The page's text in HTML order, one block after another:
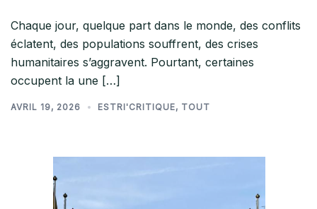
Chaque jour, quelque part dans le monde, des conflits
éclatent, des populations souffrent, des crises
humanitaires s’aggravent. Pourtant, certaines
occupent la une […]
AVRIL 19, 2026 ESTRI'CRITIQUE, TOUT